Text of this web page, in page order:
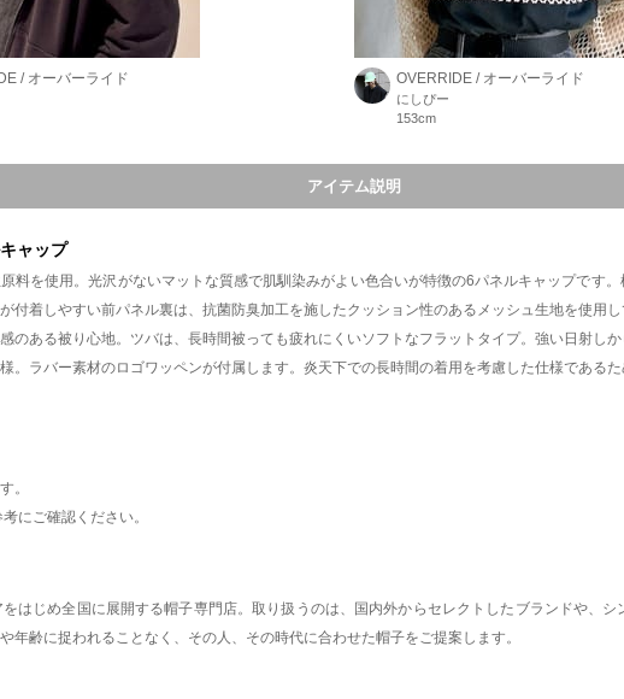
/ オーバーライド OVERRIDE / オーバーライド
にしぴー
153cm
アイテム説明
ャップ
料を使用。光沢がないマットな質感で肌馴染みがよい色合いが特徴の6パネルキャップです
付着しやすい前パネル裏は、抗菌防臭加工を施したクッション性のあるメッシュ生地を使用
のある被り心地。ツバは、長時間被っても疲れにくいソフトなフラットタイプ。強い日射し
。ラバー素材のロゴワッペンが付属します。炎天下での長時間の着用を考慮した仕様であるた
。
考にご確認ください。
はじめ全国に展開する帽子専門店。取り扱うのは、国内外からセレクトしたブランドや、
年齢に捉われることなく、その人、その時代に合わせた帽子をご提案します。